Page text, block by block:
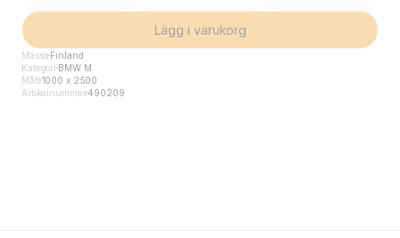
Lägg i varukorg
Mässa Finland
Kategori BMW M
Mått1000 x 2500
Artikelnummer490209